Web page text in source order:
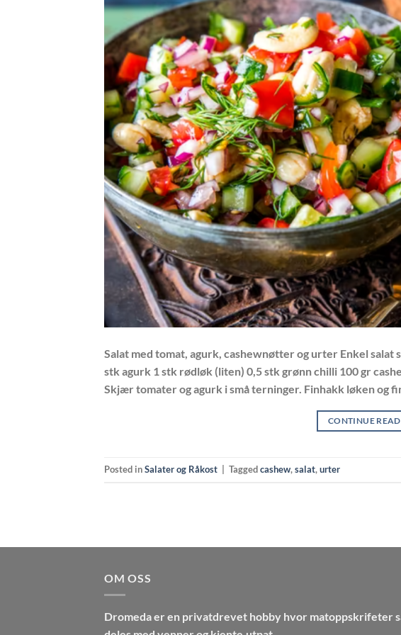
Salat med tomat, agurk, cashewnøtter og urter Enkel
stk agurk 1 stk rødløk (liten) 0,5 stk grønn chilli 100 gr
Skjær tomater og agurk i små terninger. Finhakk løken og
CONTINUE
Posted inSalater og Råkost Taggedcashew,salat,urter
OM OSS
Dromedaer en privatdrevet hobby hvor matoppskrifeter